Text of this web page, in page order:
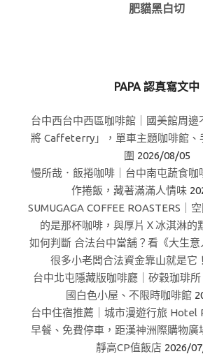
肥貓黑白切
PAPA 認真寫文中
台中西台中西區咖啡館｜國美館周邊
將 Caffeterry」，單車主題咖啡館、
圍 2026/08/05
慢所哉．飯捲咖啡｜台中南屯蔬食咖
作捲飯，藏著滿滿人情味
SUMUGAGA COFFEE ROASTERS｜
的是那杯咖啡，與厚片Ｘ冰淇淋的
如何判斷 合法台中當舖？看《大生
很多小老闆合法資金靠山就是它！
台中北屯隱藏版咖啡廳｜矽穀珈琲
國白色小屋、不限時咖啡館
台中住宿推薦｜城市漫遊行旅 Hotel
早餐、免費停車，距漢神洲際購物廣
靜高CP值飯店 2026/